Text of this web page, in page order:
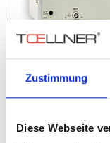
Zustimmung
Diese Webseite
in vielen
Der